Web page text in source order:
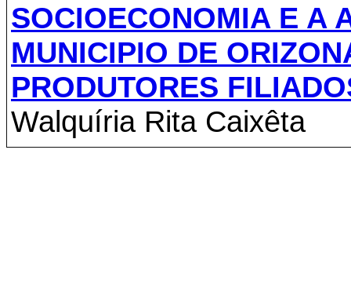
SOCIOECONOMIA E A
MUNICIPIO DE
PRODUTORES
Walquíria Rita Caixêta